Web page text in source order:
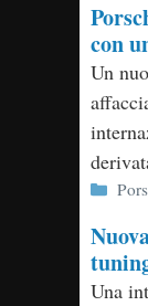
con
Un
Una